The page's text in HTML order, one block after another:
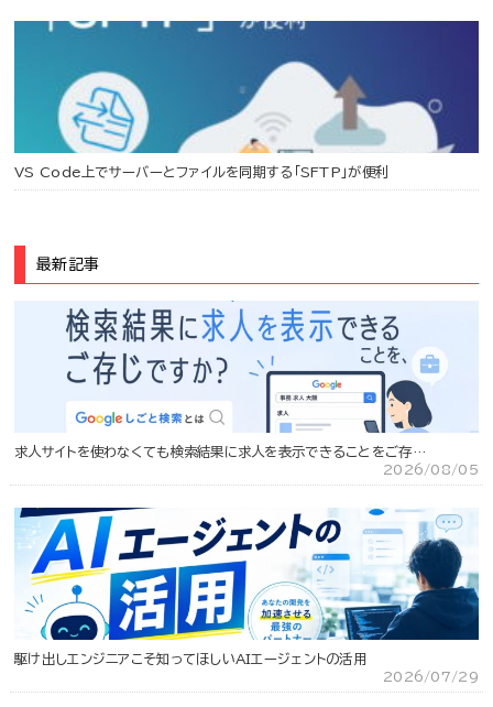
VS Code上でサーバーとファイルを同期する「SFTP」が便利
最新記事
求人サイトを使わなくても検索結果に求人を表示できることをご存…
2026/08/05
駆け出しエンジニアこそ知ってほしいAIエージェントの活用
2026/07/29